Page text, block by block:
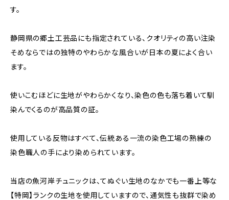
す。
静岡県の郷土工芸品にも指定されている、クオリティの高い注染
そめならではの独特のやわらかな風合いが日本の夏によく合い
ます。
使いこむほどに生地がやわらかくなり、染色の色も落ち着いて馴
染んでくるのが高品質の証。
使用している反物はすべて、伝統ある一流の染色工場の熟練の
染色職人の手により染められています。
当店の魚河岸チュニックは、てぬぐい生地のなかでも一番上等な
【特岡】ランクの生地を使用していますので、通気性も抜群で染め